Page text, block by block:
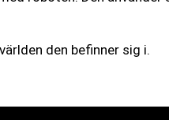
den befinner sig i.